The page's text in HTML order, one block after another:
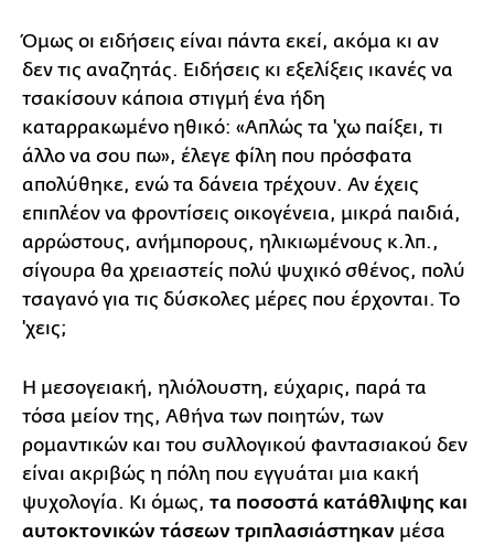
Όμως οι ειδήσεις είναι πάντα εκεί, ακόμα κι αν
δεν τις αναζητάς. Ειδήσεις κι εξελίξεις ικανές να
τσακίσουν κάποια στιγμή ένα ήδη
καταρρακωμένο ηθικό: «Απλώς τα 'χω παίξει, τι
άλλο να σου πω», έλεγε φίλη που πρόσφατα
απολύθηκε, ενώ τα δάνεια τρέχουν. Αν έχεις
επιπλέον να φροντίσεις οικογένεια, μικρά παιδιά,
αρρώστους, ανήμπορους, ηλικιωμένους κ.λπ.,
σίγουρα θα χρειαστείς πολύ ψυχικό σθένος, πολύ
τσαγανό για τις δύσκολες μέρες που έρχονται. Το
'χεις;
Η μεσογειακή, ηλιόλουστη, εύχαρις, παρά τα
τόσα μείον της, Αθήνα των ποιητών, των
ρομαντικών και του συλλογικού φαντασιακού δεν
είναι ακριβώς η πόλη που εγγυάται μια κακή
ψυχολογία. Κι όμως, τα ποσοστά κατάθλιψης και
αυτοκτονικών τάσεων τριπλασιάστηκαν μέσα